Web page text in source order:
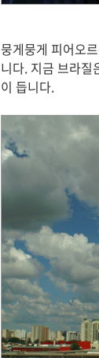
뭉게뭉게 피어오
니다. 지금 브라질
이 듭니다.